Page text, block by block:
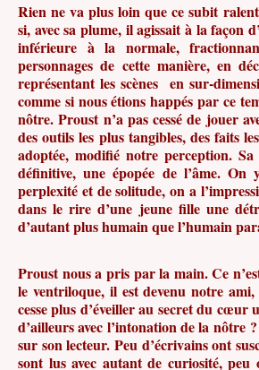
Rien ne va plus loin que ce subit
si, avec sa plume, il agissait à la façon
inférieure à la normale,
personnages de cette manière, en
représentant les scènes en sur-
comme si nous étions happés par ce
nôtre. Proust n’a pas cessé de jouer
des outils les plus tangibles, des faits
adoptée, modifié notre perception.
définitive, une épopée de l’âme. On
perplexité et de solitude, on a
dans le rire d’une jeune fille une
d’autant plus humain que l’humain
Proust nous a pris par la main. Ce
le ventriloque, il est devenu notre
cesse plus d’éveiller au secret du cœur
d’ailleurs avec l’intonation de la nôtre
sur son lecteur. Peu d’écrivains ont
sont lus avec autant de curiosité,